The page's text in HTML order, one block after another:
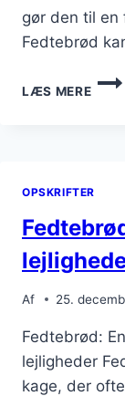
gør den til en
Fedtebrød
LÆS MEREMED
OPSKRIFTER
Af 25.
Fedtebrød:
lejligheder
kage, der